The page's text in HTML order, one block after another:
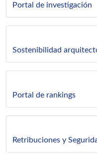
Portal de investigación
Sostenibilidad
Portal de rankings
Retribuciones y